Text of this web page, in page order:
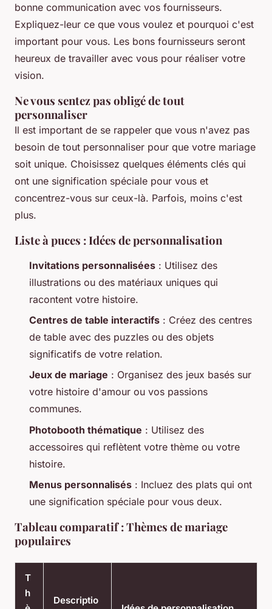
bonne communication avec vos fournisseurs.
Expliquez-leur ce que vous voulez et pourquoi c'est
important pour vous. Les bons fournisseurs seront
heureux de travailler avec vous pour réaliser votre
vision.
Ne vous sentez pas obligé de tout
personnaliser
Il est important de se rappeler que vous n'avez pas
besoin de tout personnaliser pour que votre mariage
soit unique. Choisissez quelques éléments clés qui
ont une signification spéciale pour vous et
concentrez-vous sur ceux-là. Parfois, moins c'est
plus.
Liste à puces : Idées de personnalisation
Invitations personnalisées : Utilisez des
illustrations ou des matériaux uniques qui
racontent votre histoire.
Centres de table interactifs : Créez des centres
de table avec des puzzles ou des objets
significatifs de votre relation.
Jeux de mariage : Organisez des jeux basés sur
votre histoire d'amour ou vos passions
communes.
Photobooth thématique : Utilisez des
accessoires qui reflètent votre thème ou votre
histoire.
Menus personnalisés : Incluez des plats qui ont
une signification spéciale pour vous deux.
Tableau comparatif : Thèmes de mariage
populaires
T
h
Descriptio